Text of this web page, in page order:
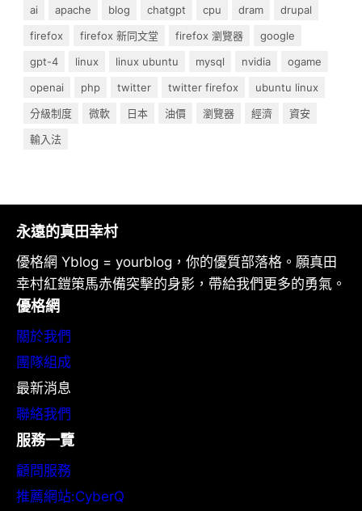
ai apache blog chatgpt cpu dram
drupal
firefox
firefox 新同文堂 firefox 瀏覽器
google
gpt-4
linux linux ubuntu mysql nvidia
ogame
openai
php twitter twitter firefox
ubuntu linux
分級制度
微軟 日本 油價 瀏覽器 經濟
資安
輸入法
永遠的真田幸村
優格網 Yblog = yourblog，你的優質部落格。願真田
幸村紅鎧策馬赤備突擊的身影，帶給我們更多的勇氣。
優格網
關於我們
團隊組成
最新消息
聯絡我們
服務一覽
顧問服務
推薦網站:CyberQ